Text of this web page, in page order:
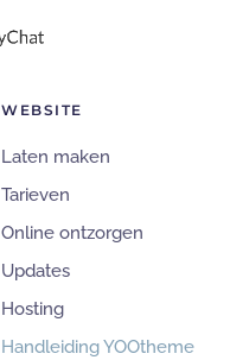
WEBSITE
Laten maken
Tarieven
Online ontzorgen
Updates
Hosting
Handleiding YOOtheme